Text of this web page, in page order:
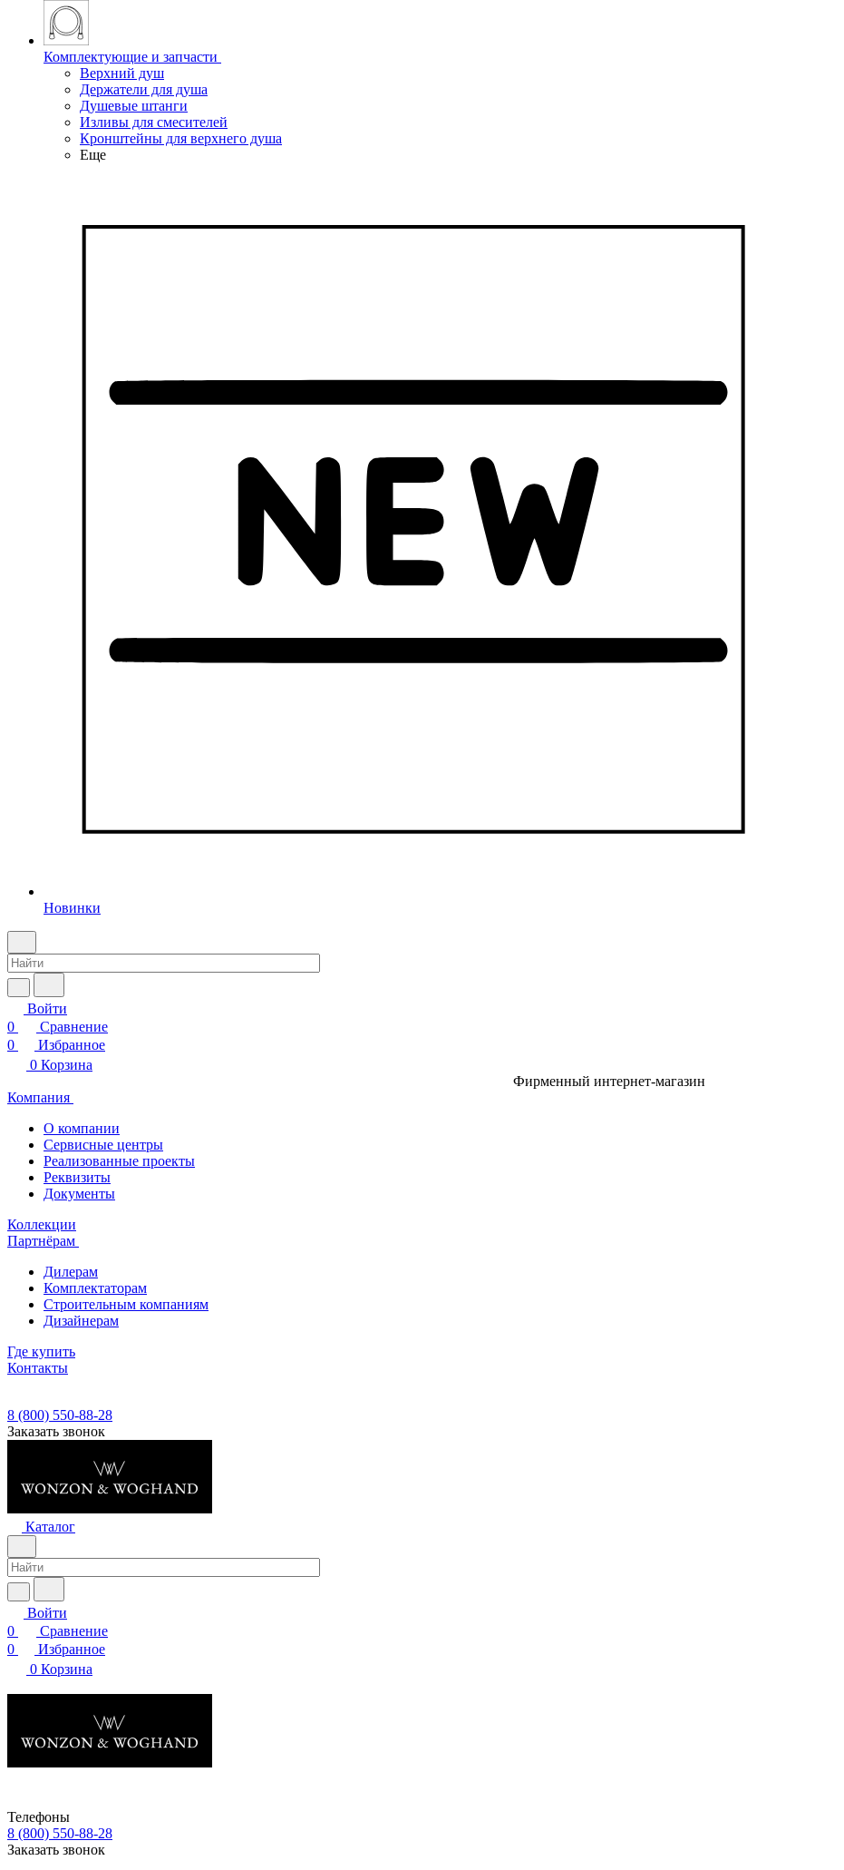
Комплектующие и запчасти
Верхний душ
Держатели для душа
Душевые штанги
Изливы для смесителей
Кронштейны для верхнего душа
Еще
Новинки
Войти
0
Сравнение
0
Избранное
0 Корзина
Фирменный интернет-магазин
Компания
О компании
Сервисные центры
Реализованные проекты
Реквизиты
Документы
Коллекции
Партнёрам
Дилерам
Комплектаторам
Строительным компаниям
Дизайнерам
Где купить
Контакты
8 (800) 550-88-28
Заказать звонок
Каталог
Войти
0
Сравнение
0
Избранное
0 Корзина
Телефоны
8 (800) 550-88-28
Заказать звонок